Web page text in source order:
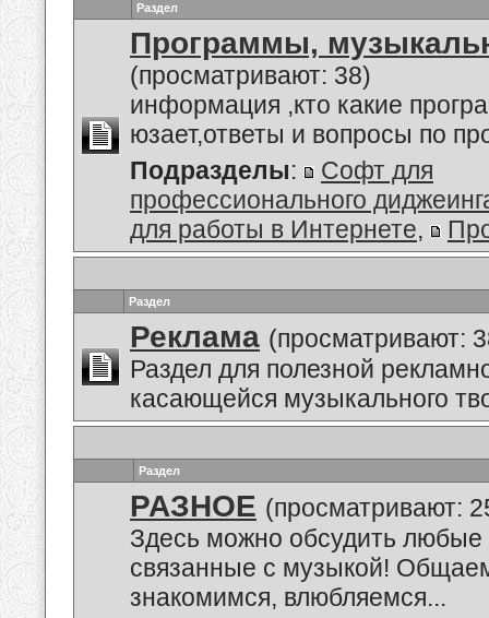
Раздел
Программы,
(просматривают: 38)
информация ,кто какие
юзает,ответы и вопросы по
Подразделы:
Софт для
профессионального
для работы в Интернете,
Раздел
Реклама (просматривают:
Раздел для полезной
касающейся музыкального
Раздел
РАЗНОЕ (просматривают:
Здесь можно обсудить
связанные с музыкой!
знакомимся, влюбляемся...